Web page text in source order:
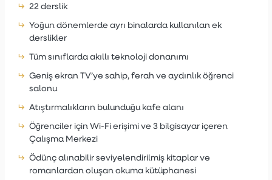
22 derslik
Yoğun dönemlerde ayrı binalarda kullanılan ek
derslikler
Tüm sınıflarda akıllı teknoloji donanımı
Geniş ekran TV’ye sahip, ferah ve aydınlık öğrenci
salonu
Atıştırmalıkların bulunduğu kafe alanı
Öğrenciler için Wi-Fi erişimi ve 3 bilgisayar içeren
Çalışma Merkezi
Ödünç alınabilir seviyelendirilmiş kitaplar ve
romanlardan oluşan okuma kütüphanesi